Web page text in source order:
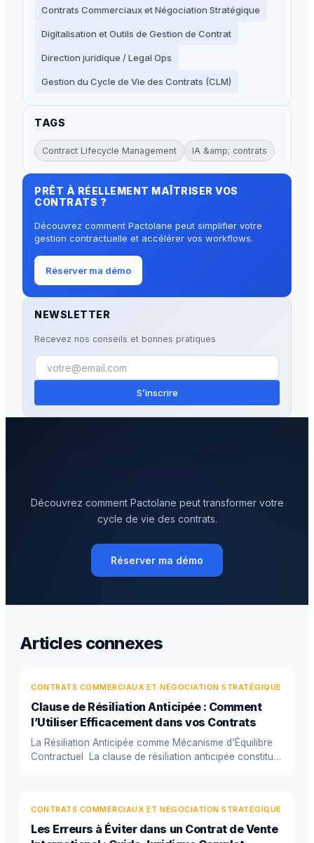
Contrats Commerciaux et Négociation Stratégique
Digitalisation et Outils de Gestion de Contrat
Direction juridique / Legal Ops
Gestion du Cycle de Vie des Contrats (CLM)
TAGS
Contract Lifecycle Management IA &amp; contrats
PRÊT À RÉELLEMENT MAÎTRISER VOS
CONTRATS ?
Découvrez comment Pactolane peut simplifier votre
gestion contractuelle et accélérer vos workflows.
Réserver ma démo
NEWSLETTER
Recevez nos conseils et bonnes pratiques
S’inscrire
Découvrez comment Pactolane peut transformer votre
cycle de vie des contrats.
Réserver ma démo
Articles connexes
CONTRATS COMMERCIAUX ET NÉGOCIATION STRATÉGIQUE
Clause de Résiliation Anticipée : Comment
l’Utiliser Efficacement dans vos Contrats
La Résiliation Anticipée comme Mécanisme d’Équilibre
Contractuel La clause de résiliation anticipée constitue
CONTRATS COMMERCIAUX ET NÉGOCIATION STRATÉGIQUE
Les Erreurs à Éviter dans un Contrat de Vente